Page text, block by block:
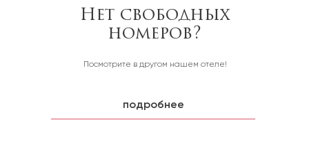
Посмотрите в другом нашем отеле!
Нет свободных
номеров?
подробнее
Специальные
предложения